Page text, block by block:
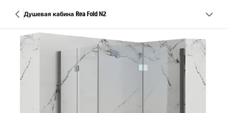
Душевая кабина Rea Fold N2